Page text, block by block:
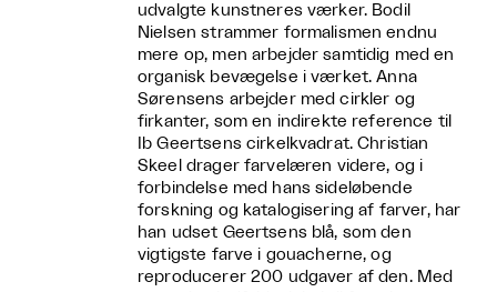
udvalgte kunstneres værker. Bodil
Nielsen strammer formalismen endnu
mere op, men arbejder samtidig med en
organisk bevægelse i værket. Anna
Sørensens arbejder med cirkler og
firkanter, som en indirekte reference til
Ib Geertsens cirkelkvadrat. Christian
Skeel drager farvelæren videre, og i
forbindelse med hans sideløbende
forskning og katalogisering af farver, har
han udset Geertsens blå, som den
vigtigste farve i gouacherne, og
reproducerer 200 udgaver af den. Med